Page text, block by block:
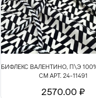
БИФЛЕКС ВАЛЕНТИНО, П\Э
СМ АРТ. 24-11491
2570.00 ₽